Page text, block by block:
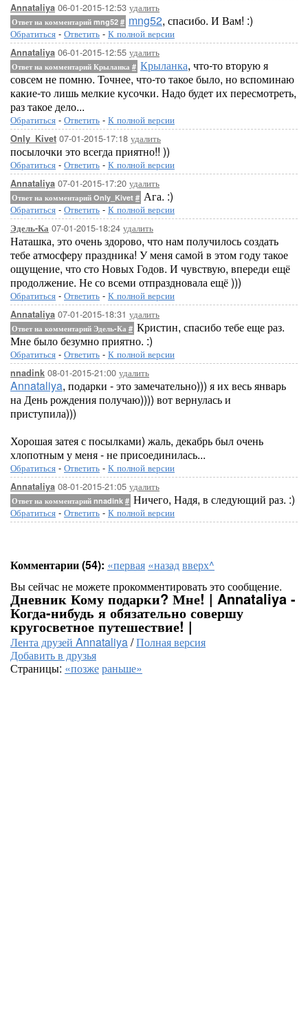
Annataliya 06-01-2015-12:53 удалить
Ответ на комментарий mng52 # mng52, спасибо. И Вам! :)
Обратиться - Ответить - К полной версии
Annataliya 06-01-2015-12:55 удалить
Ответ на комментарий Крыланка # Крыланка, что-то вторую я
совсем не помню. Точнее, что-то такое было, но вспоминаю
какие-то лишь мелкие кусочки. Надо будет их пересмотреть,
раз такое дело...
Обратиться - Ответить - К полной версии
Only_Kivet 07-01-2015-17:18 удалить
посылочки это всегда приятно!! ))
Обратиться - Ответить - К полной версии
Annataliya 07-01-2015-17:20 удалить
Ответ на комментарий Only_Kivet # Ага. :)
Обратиться - Ответить - К полной версии
Эдель-Ка 07-01-2015-18:24 удалить
Наташка, это очень здорово, что нам получилось создать
тебе атмосферу праздника! У меня самой в этом году такое
ощущение, что сто Новых Годов. И чувствую, впереди ещё
продолжение. Не со всеми отпраздновала ещё )))
Обратиться - Ответить - К полной версии
Annataliya 07-01-2015-18:31 удалить
Ответ на комментарий Эдель-Ка # Кристин, спасибо тебе еще раз.
Мне было безумно приятно. :)
Обратиться - Ответить - К полной версии
nnadink 08-01-2015-21:00 удалить
Annataliya, подарки - это замечательно))) я их весь январь
на День рождения получаю)))) вот вернулась и
приступила)))
Хорошая затея с посылками) жаль, декабрь был очень
хлопотным у меня - не присоединилась...
Обратиться - Ответить - К полной версии
Annataliya 08-01-2015-21:05 удалить
Ответ на комментарий nnadink # Ничего, Надя, в следующий раз. :)
Обратиться - Ответить - К полной версии
Комментарии (54): «первая «назадвверх^
Вы сейчас не можете прокомментировать это сообщение.
Дневник Кому подарки? Мне! | Annataliya -
Когда-нибудь я обязательно совершу
кругосветное путешествие! |
Лента друзей Annataliya/Полная версия
Добавить в друзья
Страницы: «позжераньше»